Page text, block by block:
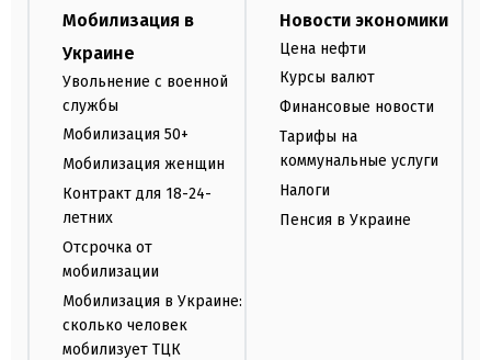
Мобилизация в
Украине
Увольнение с военной
службы
Мобилизация 50+
Мобилизация женщин
Контракт для 18-24-
летних
Отсрочка от
мобилизации
Мобилизация в Украине:
сколько человек
мобилизует ТЦК
Новости экономики
Цена нефти
Курсы валют
Финансовые новости
Тарифы на
коммунальные услуги
Налоги
Пенсия в Украине